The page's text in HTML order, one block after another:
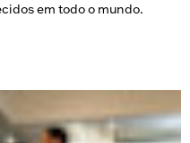
em todo o mundo.